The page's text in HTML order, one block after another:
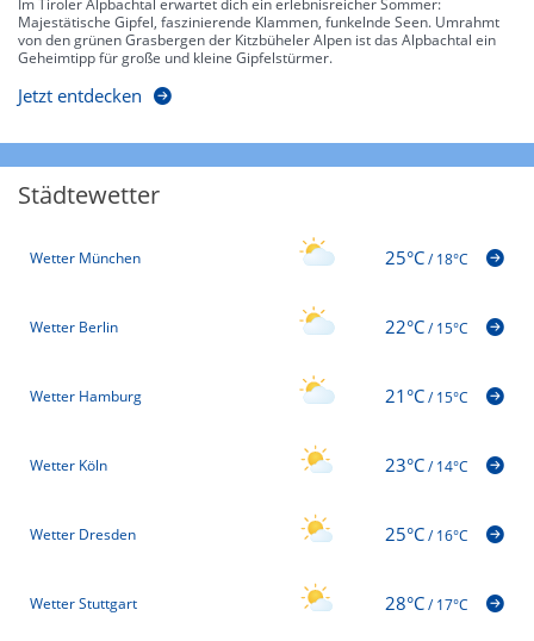
Im Tiroler Alpbachtal erwartet dich ein erlebnisreicher Sommer:
Majestätische Gipfel, faszinierende Klammen, funkelnde Seen. Umrahmt
von den grünen Grasbergen der Kitzbüheler Alpen ist das Alpbachtal ein
Geheimtipp für große und kleine Gipfelstürmer.
Jetzt entdecken
Städtewetter
Wetter München 25°C/18°C
Wetter Berlin 22°C/15°C
Wetter Hamburg 21°C/15°C
Wetter Köln 23°C/14°C
Wetter Dresden 25°C/16°C
Wetter Stuttgart 28°C/17°C